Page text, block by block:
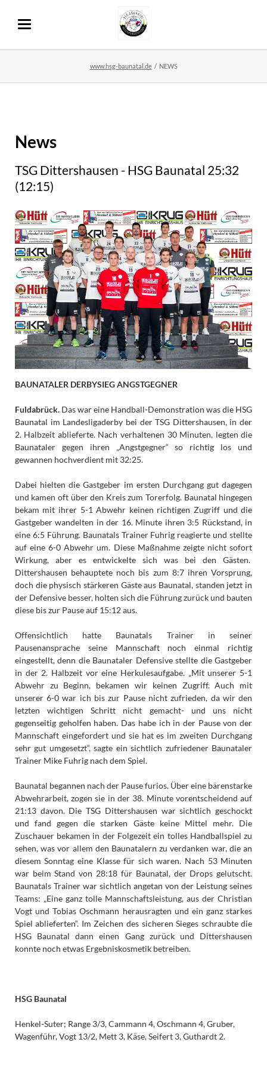
www.hsg-baunatal.de NEWS
News
TSG Dittershausen - HSG Baunatal 25:32
(12:15)
BAUNATALER DERBYSIEG ANGSTGEGNER
Fuldabrück. Das war eine Handball-Demonstration was die HSG
Baunatal im Landesligaderby bei der TSG Dittershausen, in der
2. Halbzeit ablieferte. Nach verhaltenen 30 Minuten, legten die
Baunataler gegen ihren „Angstgegner“ so richtig los und
gewannen hochverdient mit 32:25.
Dabei hielten die Gastgeber im ersten Durchgang gut dagegen
und kamen oft über den Kreis zum Torerfolg. Baunatal hingegen
bekam mit ihrer 5-1 Abwehr keinen richtigen Zugriff und die
Gastgeber wandelten in der 16. Minute ihren 3:5 Rückstand, in
eine 6:5 Führung. Baunatals Trainer Fuhrig reagierte und stellte
auf eine 6-0 Abwehr um. Diese Maßnahme zeigte nicht sofort
Wirkung, aber es entwickelte sich was bei den Gästen.
Dittershausen behauptete noch bis zum 8:7 ihren Vorsprung,
doch die physisch stärkeren Gäste aus Baunatal, standen jetzt in
der Defensive besser, holten sich die Führung zurück und bauten
diese bis zur Pause auf 15:12 aus.
Offensichtlich hatte Baunatals Trainer in seiner
Pausenansprache seine Mannschaft noch einmal richtig
eingestellt, denn die Baunataler Defensive stellte die Gastgeber
in der 2. Halbzeit vor eine Herkulesaufgabe. „Mit unserer 5-1
Abwehr zu Beginn, bekamen wir keinen Zugriff. Auch mit
unserer 6-0 war ich bis zur Pause nicht zufrieden, da wir den
letzten wichtigen Schritt nicht gemacht- und uns nicht
gegenseitig geholfen haben. Das habe ich in der Pause von der
Mannschaft eingefordert und sie hat es im zweiten Durchgang
sehr gut umgesetzt“, sagte ein sichtlich zufriedener Baunataler
Trainer Mike Fuhrig nach dem Spiel.
Baunatal begannen nach der Pause furios. Über eine bärenstarke
Abwehrarbeit, zogen sie in der 38. Minute vorentscheidend auf
21:13 davon. Die TSG Dittershausen war sichtlich geschockt
und fand gegen die starken Gäste keine Mittel mehr. Die
Zuschauer bekamen in der Folgezeit ein tolles Handballspiel zu
sehen, was vor allem den Baunatalern zu verdanken war, die an
diesem Sonntag eine Klasse für sich waren. Nach 53 Minuten
war beim Stand von 28:18 für Baunatal, der Drops gelutscht.
Baunatals Trainer war sichtlich angetan von der Leistung seines
Teams: „Eine ganz tolle Mannschaftsleistung, aus der Christian
Vogt und Tobias Oschmann herausragten und ein ganz starkes
Spiel ablieferten“. Im Zeichen des sicheren Sieges schraubte die
HSG Baunatal dann einen Gang zurück und Dittershausen
konnte noch etwas Ergebniskosmetik betreiben.
HSG Baunatal
Henkel-Suter; Range 3/3, Cammann 4, Oschmann 4, Gruber,
Wagenführ, Vogt 13/2, Mett 3, Käse, Seifert 3, Guthardt 2.